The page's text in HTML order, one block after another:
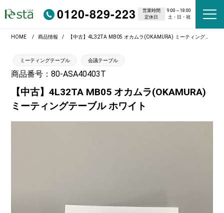
0120-829-223 営業時間
9:00～18:00
定休日
土・日・祝
HOME 商品情報 【中古】4L32TA MB05 オカムラ(OKAMURA) ミーティングテーブル ホワイト
ミーティングテーブル 会議テーブル
商品番号：80-ASA40403T
【中古】4L32TA MB05 オカムラ(OKAMURA)
ミーティングテーブル ホワイト